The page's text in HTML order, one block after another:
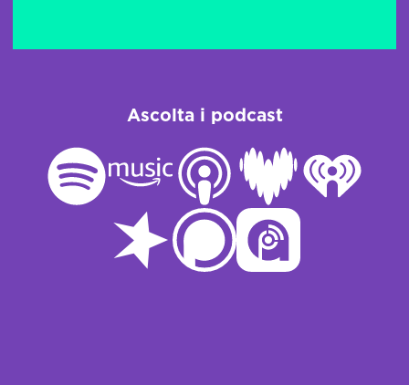
Ascolta i podcast